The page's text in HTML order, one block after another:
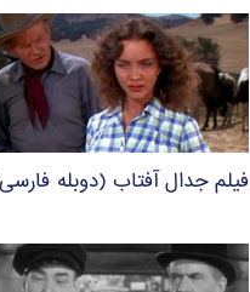
فیلم جدال آفتاب (دوبله